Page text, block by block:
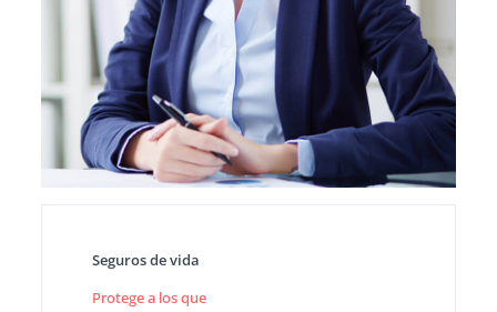
Seguros de vida
Protege a los que